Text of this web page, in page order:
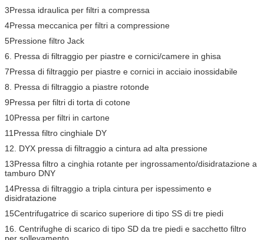
3Pressa idraulica per filtri a compressa
4Pressa meccanica per filtri a compressione
5Pressione filtro Jack
6. Pressa di filtraggio per piastre e cornici/camere in ghisa
7Pressa di filtraggio per piastre e cornici in acciaio inossidabile
8. Pressa di filtraggio a piastre rotonde
9Pressa per filtri di torta di cotone
10Pressa per filtri in cartone
11Pressa filtro cinghiale DY
12. DYX pressa di filtraggio a cintura ad alta pressione
13Pressa filtro a cinghia rotante per ingrossamento/disidratazione a
tamburo DNY
14Pressa di filtraggio a tripla cintura per ispessimento e
disidratazione
15Centrifugatrice di scarico superiore di tipo SS di tre piedi
16. Centrifughe di scarico di tipo SD da tre piedi e sacchetto filtro